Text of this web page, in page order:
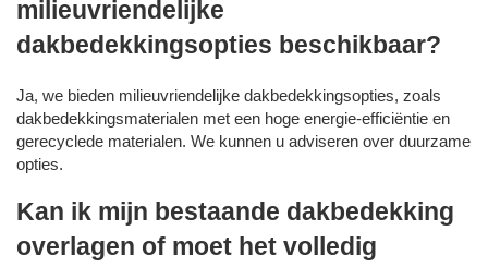
milieuvriendelijke
dakbedekkingsopties beschikbaar?
Ja, we bieden milieuvriendelijke dakbedekkingsopties, zoals
dakbedekkingsmaterialen met een hoge energie-efficiëntie en
gerecyclede materialen. We kunnen u adviseren over duurzame
opties.
Kan ik mijn bestaande dakbedekking
overlagen of moet het volledig